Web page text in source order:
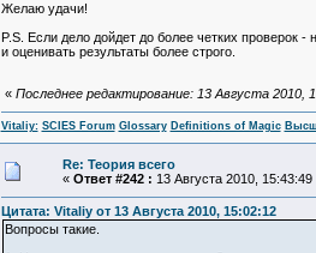
Желаю удачи!
P.S. Если дело дойдет до более четких проверок
и оценивать результаты более строго.
« Последнее редактирование: 13 Августа 2010,
Vitaliy: SCIES Forum Glossary Definitions of Magic
Re: Теория всего
« Ответ #242 : 13 Августа 2010, 15:43:49
Цитата: Vitaliy от 13 Августа 2010, 15:02:12
Вопросы такие.